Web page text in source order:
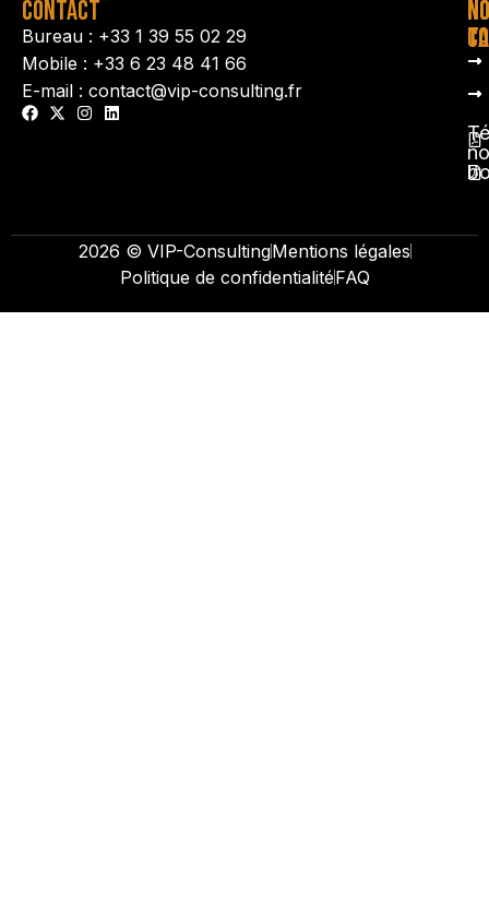
CONTACT
Bureau : +33 1 39 55 02 29
Mobile : +33 6 23 48 41 66
E-mail : contact@vip-consulting.fr
2026 © VIP-ConsultingMentions légales
Politique de confidentialitéFAQ